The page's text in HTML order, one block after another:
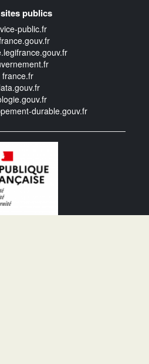
publics
public.fr
france.fr
durable.gouv.fr